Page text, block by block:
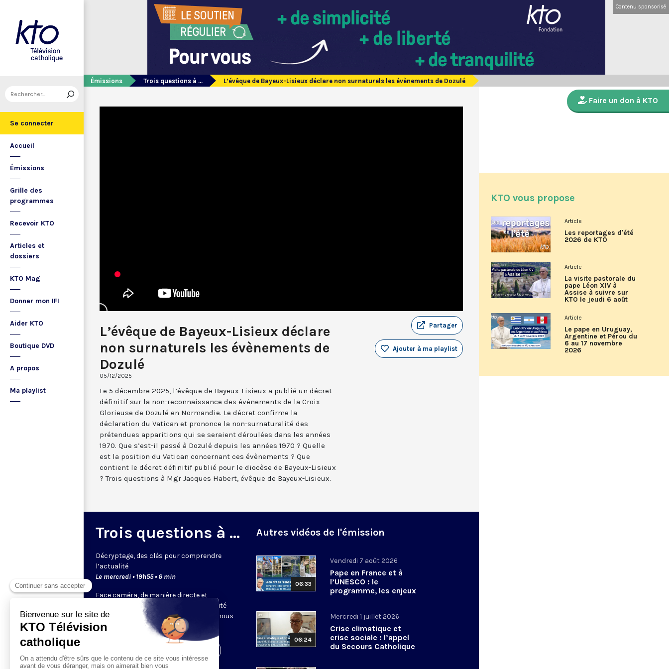
Se connecter
Accueil
Émissions
Grille des
programmes
Recevoir KTO
Articles et
dossiers
KTO Mag
Donner mon IFI
Aider KTO
Boutique DVD
A propos
Ma playlist
Contenu sponsorisé
Émissions Trois questions à ... L’évêque de Bayeux-Lisieux déclare non surnaturels les évènements de Dozulé
L’évêque de Bayeux-Lisieux déclare
non surnaturels les évènements de
Dozulé
05/12/2025
Partager
Ajouter à ma playlist
Le 5 décembre 2025, l’évêque de Bayeux-Lisieux a publié un décret
définitif sur la non-reconnaissance des évènements de la Croix
Glorieuse de Dozulé en Normandie. Le décret confirme la
déclaration du Vatican et prononce la non-surnaturalité des
prétendues apparitions qui se seraient déroulées dans les années
1970. Que s’est-il passé à Dozulé depuis les années 1970 ? Quelle
est la position du Vatican concernant ces évènements ? Que
contient le décret définitif publié pour le diocèse de Bayeux-Lisieux
? Trois questions à Mgr Jacques Habert, évêque de Bayeux-Lisieux.
Trois questions à ...
Décryptage, des clés pour comprendre
l’actualité
Le mercredi • 19h55 • 6 min
Face caméra, de manière directe et
dynamique, un expert de KTO ou un invité
choisi par la rédaction décrypte pour nous
un sujet.
Autres vidéos de l'émission
06:33
Vendredi 7 août 2026
Pape en France et à
l’UNESCO : le
programme, les enjeux
06:24
Mercredi 1 juillet 2026
Crise climatique et
crise sociale : l’appel
du Secours Catholique
Faire un don à KTO
KTO vous propose
Article
Les reportages d'été
2026 de KTO
Article
La visite pastorale du
pape Léon XIV à
Assise à suivre sur
KTO le jeudi 6 août
Article
Le pape en Uruguay,
Argentine et Pérou du
6 au 17 novembre
2026